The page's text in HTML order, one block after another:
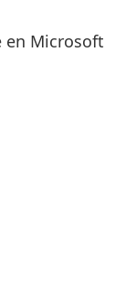
en Microsoft